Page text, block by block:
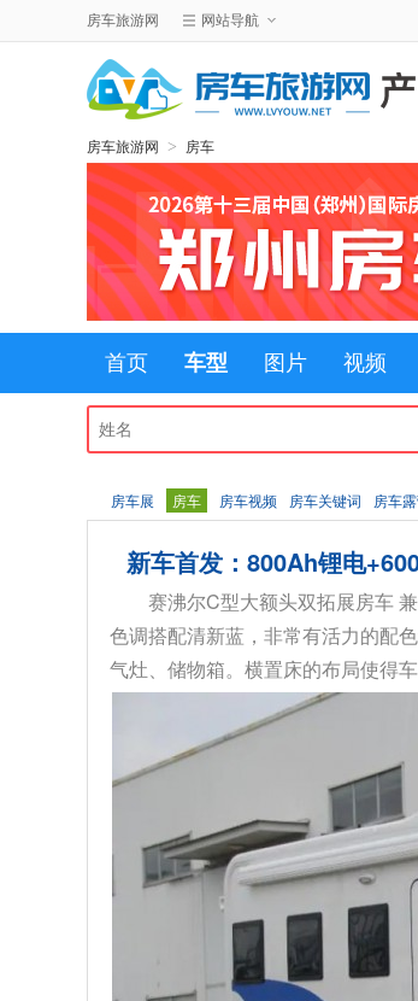
房车旅游网 网站导航
房车旅游网 > 房车
首页 车型 图片 视频
房车展 房车 房车视频 房车关键词 房车
新车首发：800Ah锂电
赛沸尔C型大额头双拓展房车
色调搭配清新蓝，非常有活力的配
气灶、储物箱。横置床的布局使得